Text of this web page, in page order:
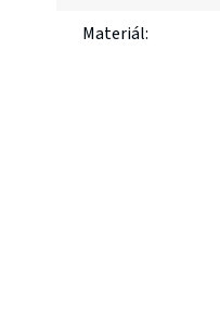
Materiál: